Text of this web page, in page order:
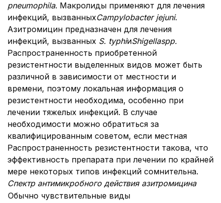
pneumophila. Макролиды применяют для лечения
инфекций, вызванныхCampylobacter jejuni.
Азитромицин предназначен для лечения
инфекций, вызванных S. typhiиShigellaspp.
Распространенность приобретенной
резистентности выделенных видов может быть
различной в зависимости от местности и
времени, поэтому локальная информация о
резистентности необходима, особенно при
лечении тяжелых инфекций. В случае
необходимости можно обратиться за
квалифицированным советом, если местная
Распространенность резистентности такова, что
эффективность препарата при лечении по крайней
мере некоторых типов инфекций сомнительна.
Спектр антимикробного действия азитромицина
Обычно чувствительные виды